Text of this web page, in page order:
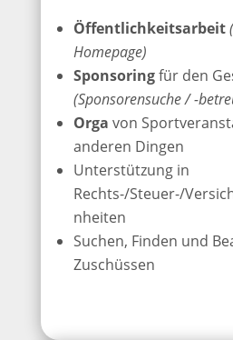
Öffentlichkeitsarbeit
Homepage)
Sponsoringfür den
(Sponsorensuche / -
Orga von
anderen Dingen
Unterstützung in
Rechts-/Steuer-/
nheiten
Suchen, Finden und
Zuschüssen